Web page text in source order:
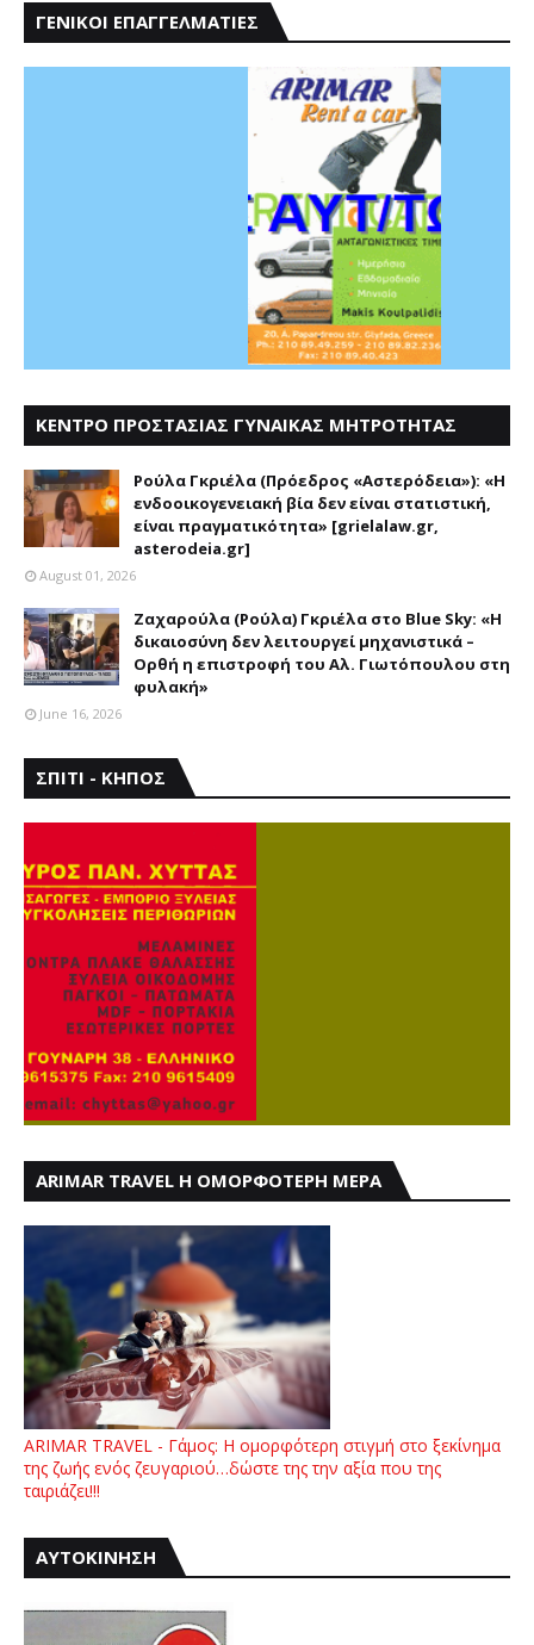
ΓΕΝΙΚΟΙ ΕΠΑΓΓΕΛΜΑΤΙΕΣ
ΚΕΝΤΡΟ ΠΡΟΣΤΑΣΙΑΣ ΓΥΝΑΙΚΑΣ ΜΗΤΡΟΤΗΤΑΣ
Ρούλα Γκριέλα (Πρόεδρος «Αστερόδεια»): «Η
ενδοοικογενειακή βία δεν είναι στατιστική,
είναι πραγματικότητα» [grielalaw.gr,
asterodeia.gr]
August 01, 2026
Ζαχαρούλα (Ρούλα) Γκριέλα στο Blue Sky: «Η
δικαιοσύνη δεν λειτουργεί μηχανιστικά –
Ορθή η επιστροφή του Αλ. Γιωτόπουλου στη
φυλακή»
June 16, 2026
ΣΠΙΤΙ - ΚΗΠΟΣ
ARIMAR TRAVEL Η ΟΜΟΡΦΟΤΕΡΗ ΜΕΡΑ
ARIMAR TRAVEL - Γάμος: Η ομορφότερη στιγμή στο ξεκίνημα
της ζωής ενός ζευγαριού…δώστε της την αξία που της
ταιριάζει!!!
ΑΥΤΟΚΙΝΗΣΗ